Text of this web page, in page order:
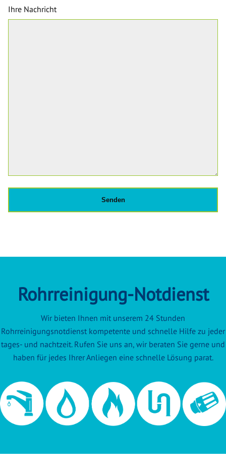
Ihre Nachricht
Rohrreinigung-Notdienst
Wir bieten Ihnen mit unserem 24 Stunden
Rohrreinigungsnotdienst kompetente und schnelle Hilfe zu jeder
tages- und nachtzeit. Rufen Sie uns an, wir beraten Sie gerne und
haben für jedes Ihrer Anliegen eine schnelle Lösung parat.